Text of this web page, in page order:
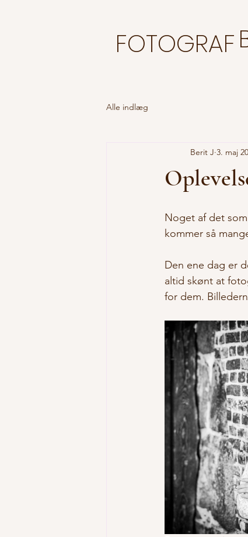
FOTOGRAF
Alle indlæg
Berit J 3. maj
Noget af det
kommer så
Den ene dag er
altid skønt at
for dem.